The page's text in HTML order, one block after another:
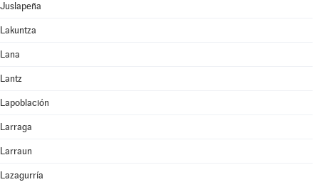
Juslapeña
Lakuntza
Lana
Lantz
Lapoblación
Larraga
Larraun
Lazagurría